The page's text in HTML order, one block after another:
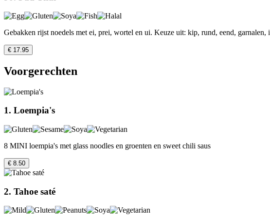
Gebakken rijst noedels met ei, prei, wortel en ui. Keuze uit: kip, rund, eend,
€ 17.95
Voorgerechten
1. Loempia's
8 MINI loempia's met glass noodles en groenten en sweet chili saus
€ 8.50
2. Tahoe saté